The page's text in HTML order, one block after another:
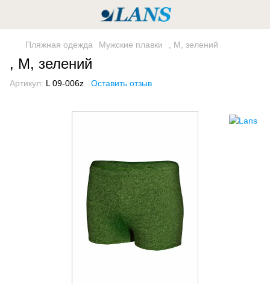
Пляжная одежда Мужские плавки , M, зелений
, M, зелений
Артикул: L 09-006z Оставить отзыв